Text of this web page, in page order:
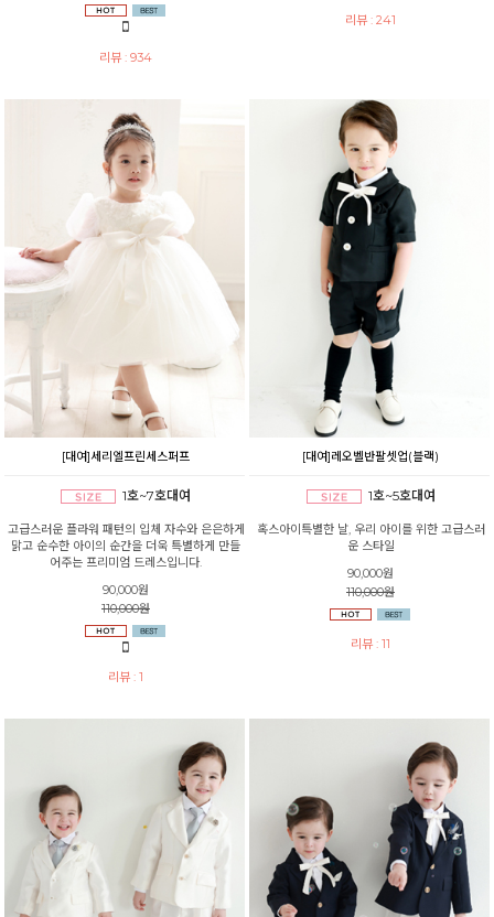
리뷰 : 934
리뷰 : 241
[대여]세리엘프린세스퍼프
1호~7호대여
고급스러운 플라워 패턴의 입체 자수와 은은하게
맑고 순수한 아이의 순간을 더욱 특별하게 만들
어주는 프리미엄 드레스입니다.
90,000원
110,000원
리뷰 : 1
[대여]레오벨반팔셋업(블랙)
1호~5호대여
혹스아이특별한 날, 우리 아이를 위한 고급스러
운 스타일
90,000원
110,000원
리뷰 : 11